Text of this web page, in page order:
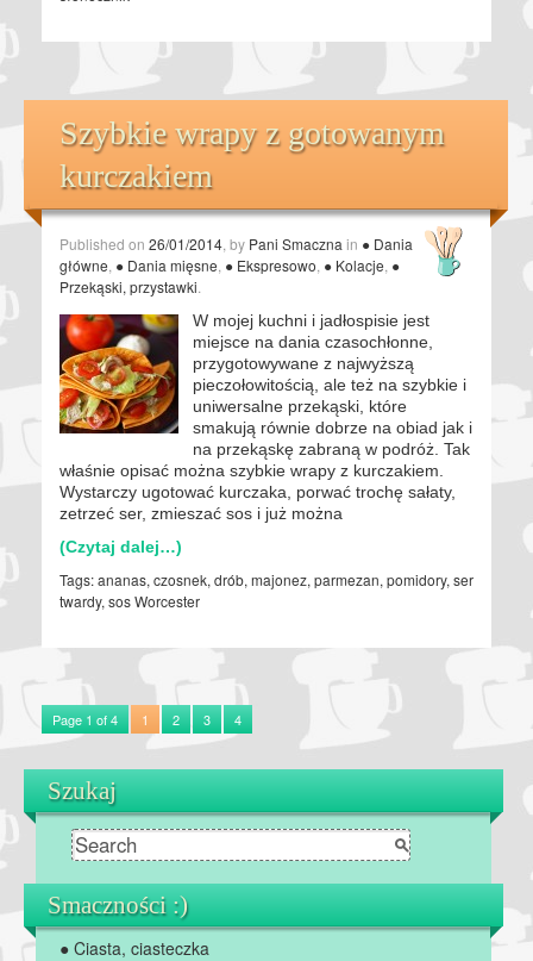
Szybkie wrapy z gotowanym
kurczakiem
Published on 26/01/2014 , by Pani Smaczna in ● Dania
główne ● Dania mięsne ● Ekspresowo ● Kolacje ●
Przekąski, przystawki
W mojej kuchni i jadłospisie jest
miejsce na dania czasochłonne,
przygotowywane z najwyższą
pieczołowitością, ale też na szybkie i
uniwersalne przekąski, które
smakują równie dobrze na obiad jak i
na przekąskę zabraną w podróż. Tak
właśnie opisać można szybkie wrapy z kurczakiem.
Wystarczy ugotować kurczaka, porwać trochę sałaty,
zetrzeć ser, zmieszać sos i już można
(Czytaj dalej…)
Tags:ananas, czosnek, drób, majonez, parmezan, pomidory, ser
twardy, sos Worcester
Page 1 of 4 1 2 3 4
Szukaj
Smaczności :)
● Ciasta, ciasteczka